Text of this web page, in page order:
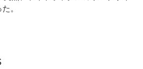
。